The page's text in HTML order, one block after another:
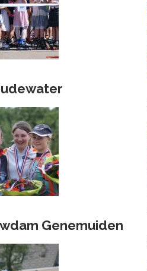
Genemuiden